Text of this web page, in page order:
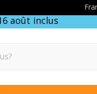
août inclus